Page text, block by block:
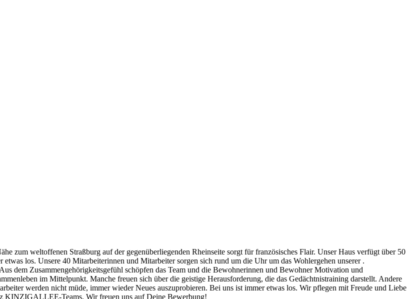
weltoffenen Straßburg auf der gegenüberliegenden Rheinseite sorgt für französisches Flair. Unser Haus verfügt über 50
los. Unsere 40 Mitarbeiterinnen und Mitarbeiter sorgen sich rund um die Uhr um das Wohlergehen unserer .
dem Zusammengehörigkeitsgefühl schöpfen das Team und die Bewohnerinnen und Bewohner Motivation und
im Mittelpunkt. Manche freuen sich über die geistige Herausforderung, die das Gedächtnistraining darstellt. Andere
werden nicht müde, immer wieder Neues auszuprobieren. Bei uns ist immer etwas los. Wir pflegen mit Freude und Liebe
KINZIGALLEE-Teams. Wir freuen uns auf Deine Bewerbung!